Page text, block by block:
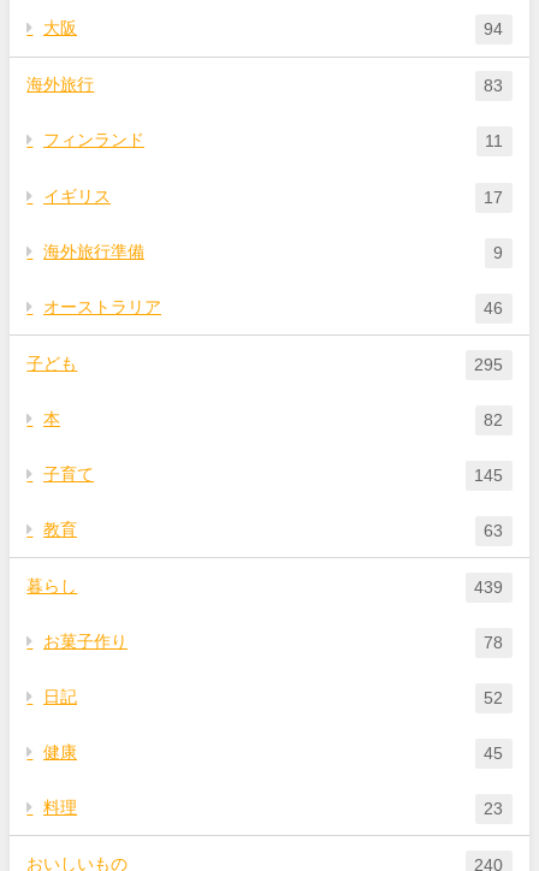
大阪 94
海外旅行 83
フィンランド 11
イギリス 17
海外旅行準備 9
オーストラリア 46
子ども 295
本 82
子育て 145
教育 63
暮らし 439
お菓子作り 78
日記 52
健康 45
料理 23
おいしいもの 240